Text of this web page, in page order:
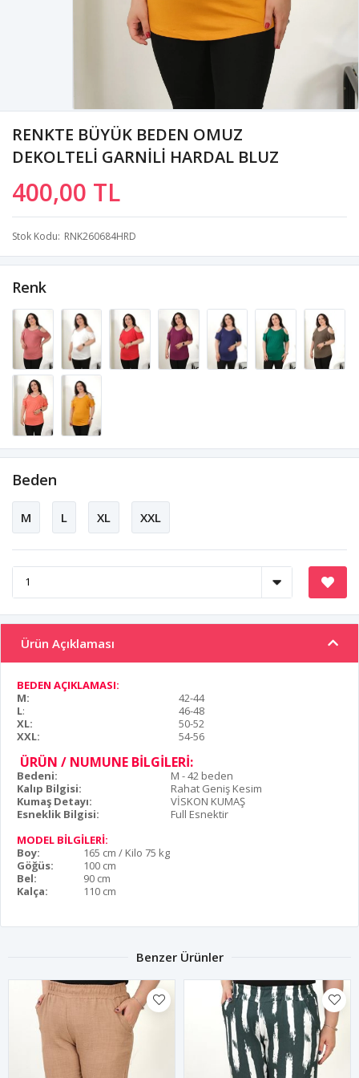
RENKTE BÜYÜK BEDEN OMUZ
DEKOLTELİ GARNİLİ HARDAL BLUZ
400,00 TL
Stok Kodu RNK260684HRD
Renk
Beden
M L XL XXL
Ürün Açıklaması
BEDEN AÇIKLAMASI:
M:
42-44
L:
46-48
XL:
50-52
XXL:
54-56
ÜRÜN / NUMUNE BİLGİLERİ:
Bedeni:
M - 42 beden
Kalıp Bilgisi:
Rahat Geniş Kesim
Kumaş Detayı:
VİSKON KUMAŞ
Esneklik Bilgisi:
Full Esnektir
MODEL BİLGİLERİ:
Boy:
165 cm / Kilo 75 kg
Göğüs:
100 cm
Bel:
90 cm
Kalça:
110 cm
Benzer Ürünler